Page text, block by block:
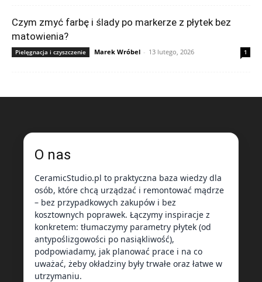
Czym zmyć farbę i ślady po markerze z płytek bez
matowienia?
Pielęgnacja i czyszczenie Marek Wróbel - 13 lutego, 2026 1
O nas
CeramicStudio.pl to praktyczna baza wiedzy dla
osób, które chcą urządzać i remontować mądrze
– bez przypadkowych zakupów i bez
kosztownych poprawek. Łączymy inspiracje z
konkretem: tłumaczymy parametry płytek (od
antypoślizgowości po nasiąkliwość),
podpowiadamy, jak planować prace i na co
uważać, żeby okładziny były trwałe oraz łatwe w
utrzymaniu.